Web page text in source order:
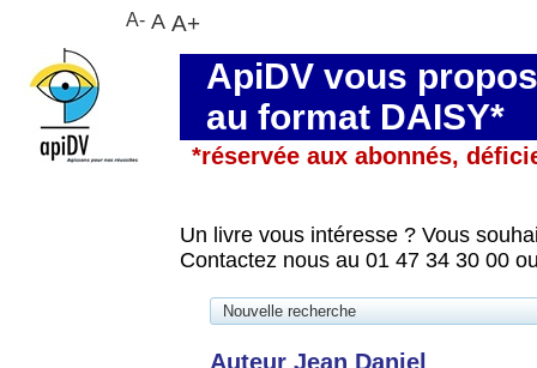
ApiDV vous
au format DAISY*
*réservée aux abonnés,
Un livre vous intéresse ? Vous
Contactez nous au 01 47 34 30 00
Nouvelle recherche
Auteur Jean Daniel
A- A A+